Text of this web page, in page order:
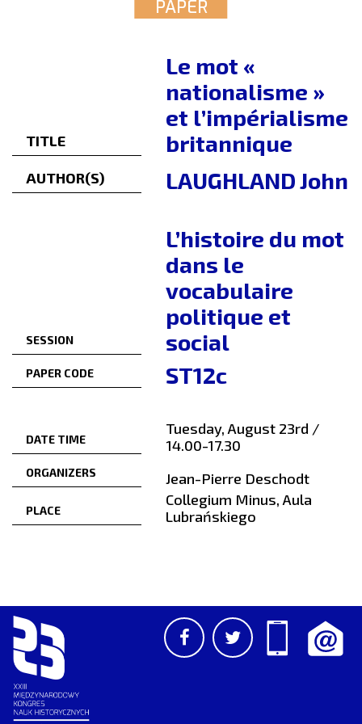
PAPER
TITLE
Le mot «
nationalisme »
et l’impérialisme
britannique
AUTHOR(S) LAUGHLAND John
SESSION
L’histoire du mot
dans le
vocabulaire
politique et
social
PAPER CODE ST12c
DATE TIME
Tuesday, August 23rd /
14.00-17.30
ORGANIZERS Jean-Pierre Deschodt
PLACE
Collegium Minus, Aula
Lubrańskiego